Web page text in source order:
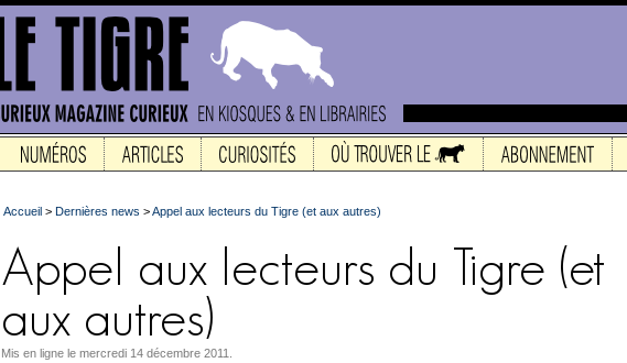
Accueil > Dernières news >Appel aux lecteurs du Tigre (et aux autres)
Mis en ligne le mercredi 14 décembre 2011.